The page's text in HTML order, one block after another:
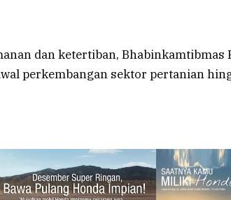
dan ketertiban, Bhabinkamtibmas
perkembangan sektor pertanian